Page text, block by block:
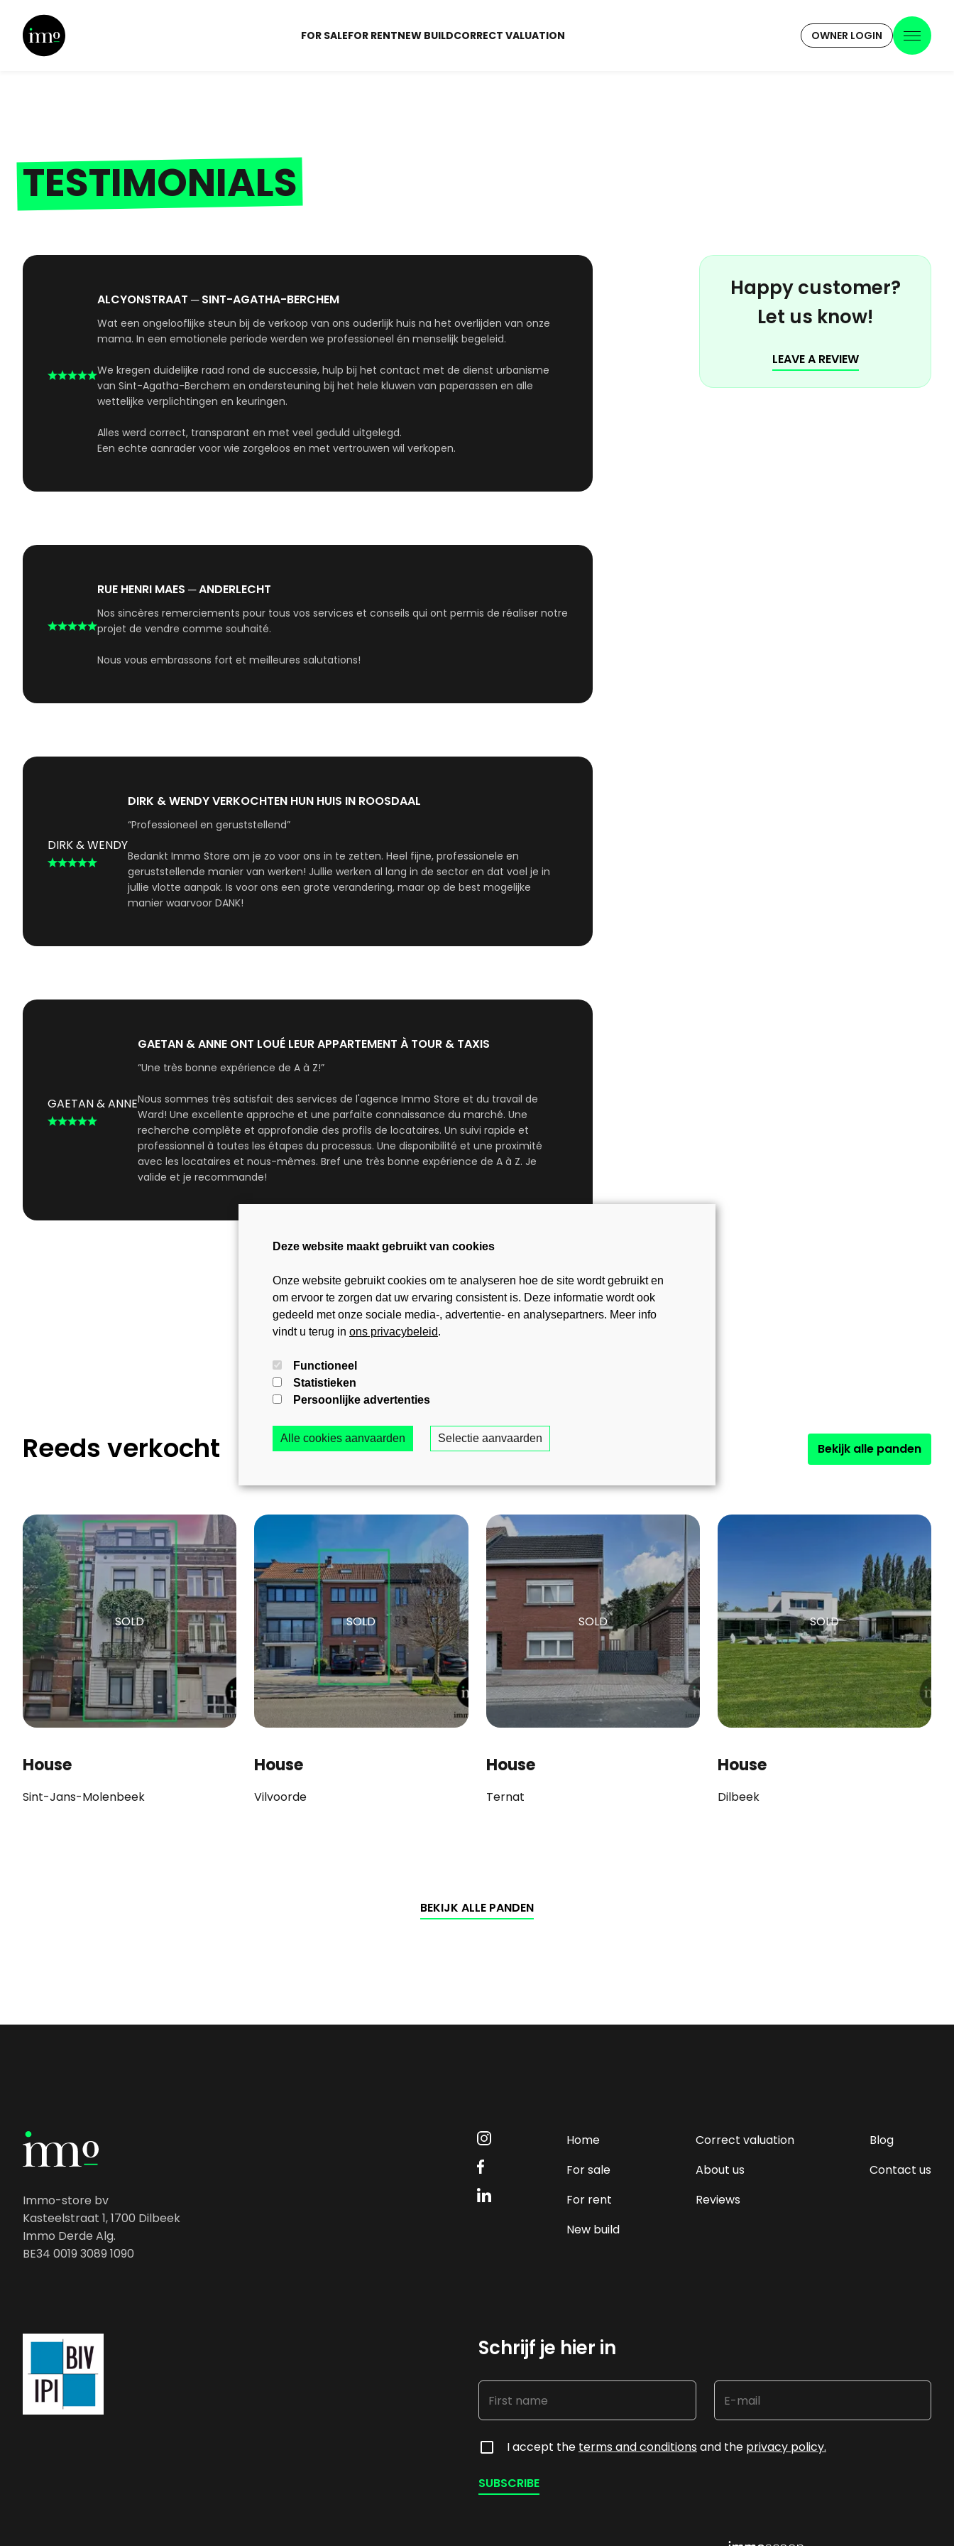
FOR SALEFOR RENTNEW BUILDCORRECT VALUATION OWNER LOGIN
TESTIMONIALS
ALCYONSTRAAT ─ SINT-AGATHA-BERCHEM
Wat een ongelooflijke steun bij de verkoop van ons ouderlijk huis na het overlijden van onze
mama. In een emotionele periode werden we professioneel én menselijk begeleid.
We kregen duidelijke raad rond de successie, hulp bij het contact met de dienst urbanisme
van Sint-Agatha-Berchem en ondersteuning bij het hele kluwen van paperassen en alle
wettelijke verplichtingen en keuringen.
Alles werd correct, transparant en met veel geduld uitgelegd.
Een echte aanrader voor wie zorgeloos en met vertrouwen wil verkopen.
RUE HENRI MAES ─ ANDERLECHT
Nos sincères remerciements pour tous vos services et conseils qui ont permis de réaliser notre
projet de vendre comme souhaité.
Nous vous embrassons fort et meilleures salutations!
DIRK & WENDY
DIRK & WENDY VERKOCHTEN HUN HUIS IN ROOSDAAL
“Professioneel en geruststellend”
Bedankt Immo Store om je zo voor ons in te zetten. Heel fijne, professionele en
geruststellende manier van werken! Jullie werken al lang in de sector en dat voel je in
jullie vlotte aanpak. Is voor ons een grote verandering, maar op de best mogelijke
manier waarvoor DANK!
GAETAN & ANNE
GAETAN & ANNE ONT LOUÉ LEUR APPARTEMENT À TOUR & TAXIS
“Une très bonne expérience de A à Z!”
Nous sommes très satisfait des services de l'agence Immo Store et du travail de
Ward! Une excellente approche et une parfaite connaissance du marché. Une
recherche complète et approfondie des profils de locataires. Un suivi rapide et
professionnel à toutes les étapes du processus. Une disponibilité et une proximité
avec les locataires et nous-mêmes. Bref une très bonne expérience de A à Z. Je
valide et je recommande!
Happy customer?
Let us know!
LEAVE A REVIEW
Reeds verkocht Bekijk alle panden
SOLD
House
Sint-Jans-Molenbeek
SOLD
House
Vilvoorde
SOLD
House
Ternat
SOLD
House
Dilbeek
BEKIJK ALLE PANDEN
Deze website maakt gebruikt van cookies
Onze website gebruikt cookies om te analyseren hoe de site wordt gebruikt en
om ervoor te zorgen dat uw ervaring consistent is. Deze informatie wordt ook
gedeeld met onze sociale media-, advertentie- en analysepartners. Meer info
vindt u terug in ons privacybeleid.
Functioneel
Statistieken
Persoonlijke advertenties
Alle cookies aanvaarden Selectie aanvaarden
Immo-store bv
Kasteelstraat 1, 1700 Dilbeek
Immo Derde Alg.
BE34 0019 3089 1090
Home
For sale
For rent
New build
Correct valuation
About us
Reviews
Blog
Contact us
Schrijf je hier in
I accept the terms and conditions and the privacy policy.
SUBSCRIBE